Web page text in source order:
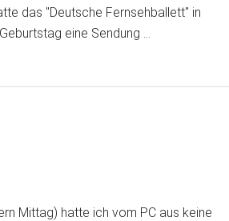
das "Deutsche Fernsehballett" in
eine Sendung …
Mittag) hatte ich vom PC aus keine